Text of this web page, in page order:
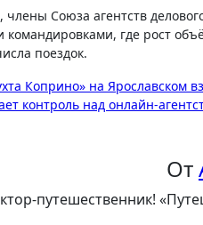
члены Союза агентств
где рост
поездок.
Коприно» на Ярославском
контроль над онлайн-
От
путешественник!